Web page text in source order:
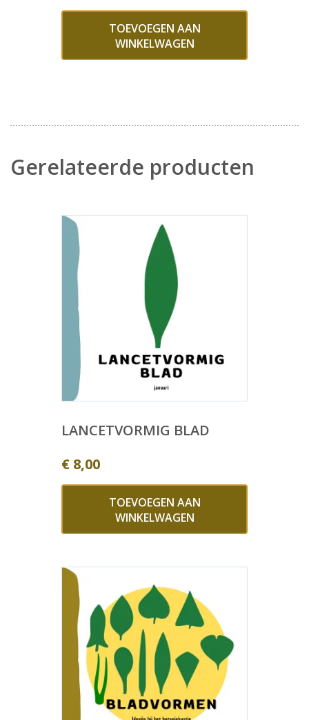
TOEVOEGEN AAN
WINKELWAGEN
Gerelateerde producten
LANCETVORMIG BLAD
€ 8,00
TOEVOEGEN AAN
WINKELWAGEN